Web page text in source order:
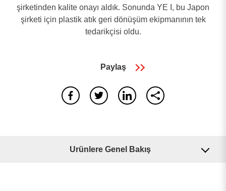
5 sonuç bulundu
şirketinden kalite onayı aldık. Sonunda YE I, bu Japon
şirketi için plastik atık geri dönüşüm ekipmanının tek
tedarikçisi oldu.
Paylaş
Ürünlere Genel Bakış